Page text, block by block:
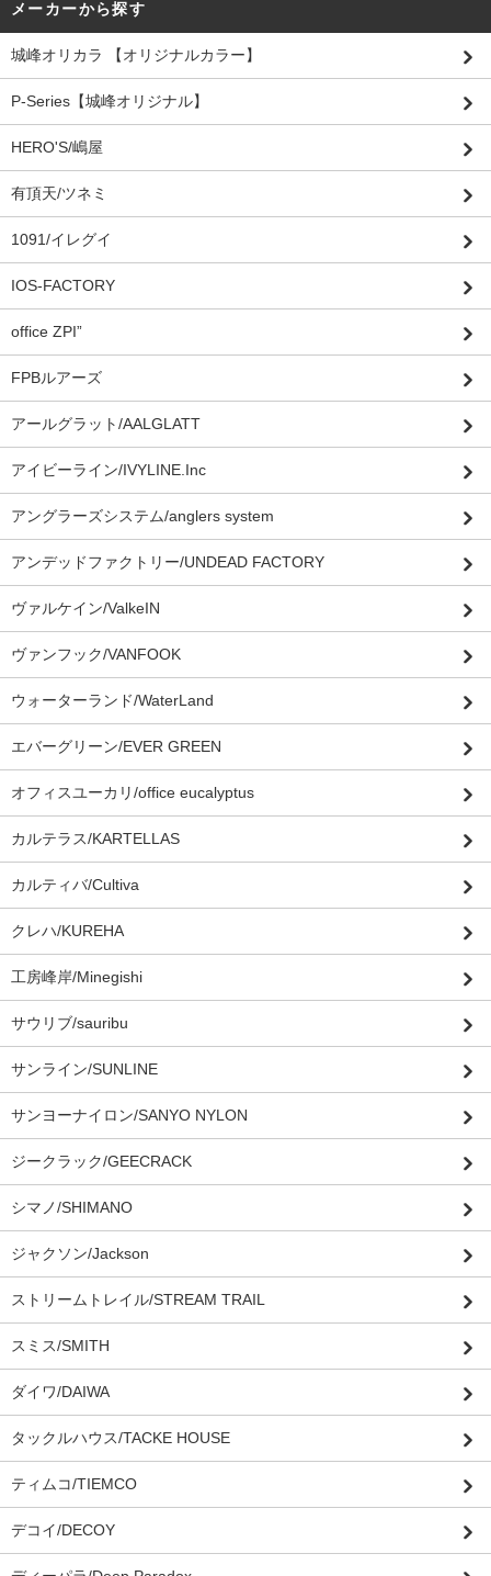
メーカーから探す
城峰オリカラ 【オリジナルカラー】
P-Series【城峰オリジナル】
HERO'S/嶋屋
有頂天/ツネミ
1091/イレグイ
IOS-FACTORY
office ZPI”
FPBルアーズ
アールグラット/AALGLATT
アイビーライン/IVYLINE.Inc
アングラーズシステム/anglers system
アンデッドファクトリー/UNDEAD FACTORY
ヴァルケイン/ValkeIN
ヴァンフック/VANFOOK
ウォーターランド/WaterLand
エバーグリーン/EVER GREEN
オフィスユーカリ/office eucalyptus
カルテラス/KARTELLAS
カルティバ/Cultiva
クレハ/KUREHA
工房峰岸/Minegishi
サウリブ/sauribu
サンライン/SUNLINE
サンヨーナイロン/SANYO NYLON
ジークラック/GEECRACK
シマノ/SHIMANO
ジャクソン/Jackson
ストリームトレイル/STREAM TRAIL
スミス/SMITH
ダイワ/DAIWA
タックルハウス/TACKE HOUSE
ティムコ/TIEMCO
デコイ/DECOY